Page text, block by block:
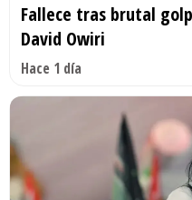
Fallece tras brutal
David Owiri
Hace 1 día